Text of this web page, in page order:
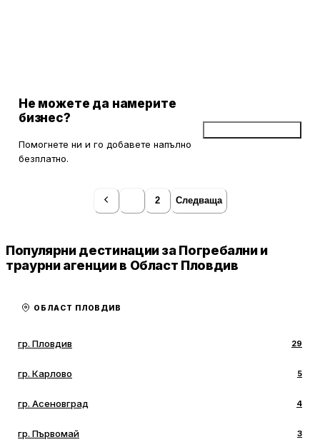
Не можете да намерите
бизнес?
Помогнете ни и го добавете напълно
безплатно.
2 Следваща
Популярни дестинации за Погребални и
траурни агенции в Област Пловдив
ОБЛАСТ ПЛОВДИВ
гр. Пловдив 29
гр. Карлово 5
гр. Асеновград 4
гр. Първомай 3